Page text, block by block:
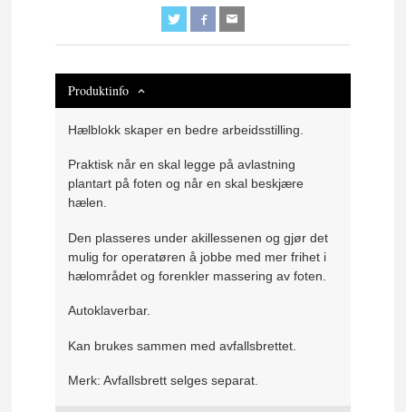
Produktinfo
Hælblokk skaper en bedre arbeidsstilling.
Praktisk når en skal legge på avlastning
plantart på foten og når en skal beskjære
hælen.
Den plasseres under akillessenen og gjør det
mulig for operatøren å jobbe med mer frihet i
hælområdet og forenkler massering av foten.
Autoklaverbar.
Kan brukes sammen med avfallsbrettet.
Merk: Avfallsbrett selges separat.